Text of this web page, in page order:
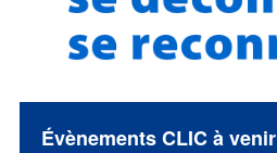
Évènements CLIC à venir